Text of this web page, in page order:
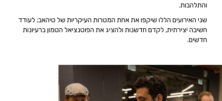
והתלהבות.
שני האירועים הללו שיקפו את אחת המטרות העיקריות של טיהאב; לעודד
חשיבה יצירתית, לקדם חדשנות ולהציג את הפוטנציאל הטמון ברעיונות
חדשים.